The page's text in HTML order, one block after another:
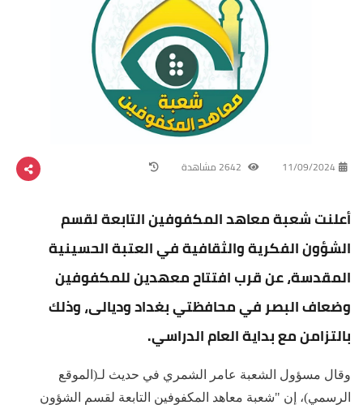
11/09/2024
أعلنت شعبة معاهد المكفوفين التابعة لقسم
الشؤون الفكرية والثقافية في العتبة الحسينية
المقدسة، عن قرب افتتاح معهدين للمكفوفين
وضعاف البصر في محافظتي بغداد وديالى، وذلك
بالتزامن مع بداية العام الدراسي.
وقال مسؤول الشعبة عامر الشمري في حديث لـ(الموقع
الرسمي)، إن "شعبة معاهد المكفوفين التابعة لقسم الشؤون